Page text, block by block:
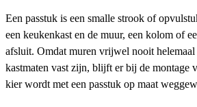
Een passtuk is een smalle strook of
een keukenkast en de muur, een kolom of
afsluit. Omdat muren vrijwel nooit helemaal
kastmaten vast zijn, blijft er bij de montage
kier wordt met een passtuk op maat